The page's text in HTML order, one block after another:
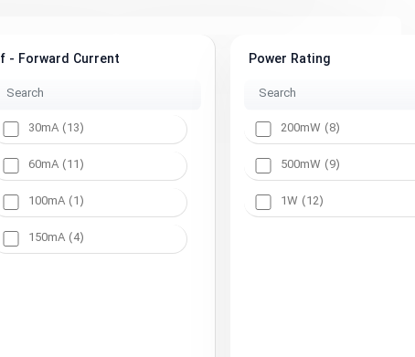
- Forward Current
30mA (13)
60mA (11)
100mA (1)
150mA (4)
Power Rating
200mW (8)
500mW (9)
1W (12)